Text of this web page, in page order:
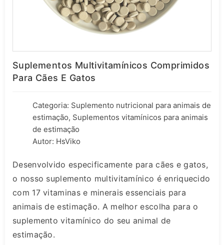
Suplementos Multivitamínicos Comprimidos
Para Cães E Gatos
Categoria: Suplemento nutricional para animais de
estimação, Suplementos vitamínicos para animais
de estimação
Autor: HsViko
Desenvolvido especificamente para cães e gatos,
o nosso suplemento multivitamínico é enriquecido
com 17 vitaminas e minerais essenciais para
animais de estimação. A melhor escolha para o
suplemento vitamínico do seu animal de
estimação.